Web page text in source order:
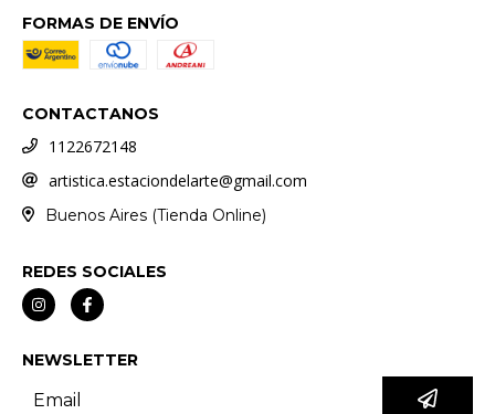
FORMAS DE ENVÍO
CONTACTANOS
1122672148
artistica.estaciondelarte@gmail.com
Buenos Aires (Tienda Online)
REDES SOCIALES
NEWSLETTER